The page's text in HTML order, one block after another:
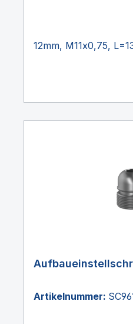
12mm, M11x0,75,
Artikelnummer: